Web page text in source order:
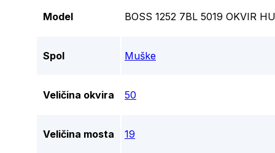
Model BOSS 1252 7BL 5019 OKVIR
Spol Muške
Veličina okvira 50
Veličina mosta 19